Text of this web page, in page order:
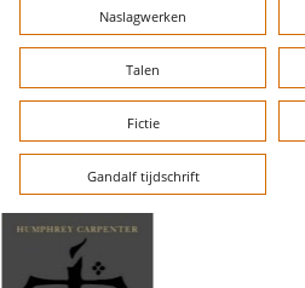
Naslagwerken
Talen
Fictie
Gandalf tijdschrift